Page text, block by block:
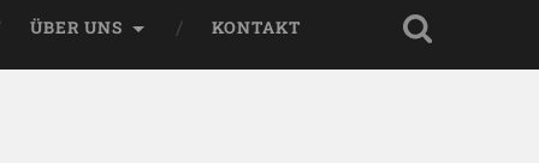
ÜBER UNS KONTAKT